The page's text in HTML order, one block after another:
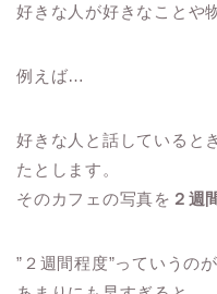
好きな人が好きなことや
例えば…
好きな人と話していると
たとします。
そのカフェの写真を ２週
”２週間程度”っていうの